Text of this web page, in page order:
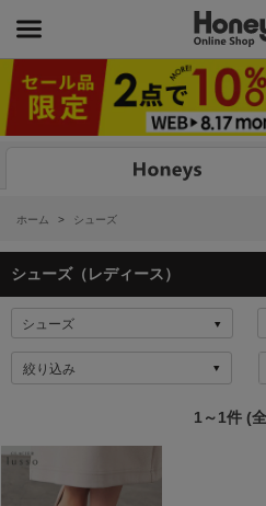
ホーム > シューズ
シューズ（レディース）
絞り込み
1～1件 (